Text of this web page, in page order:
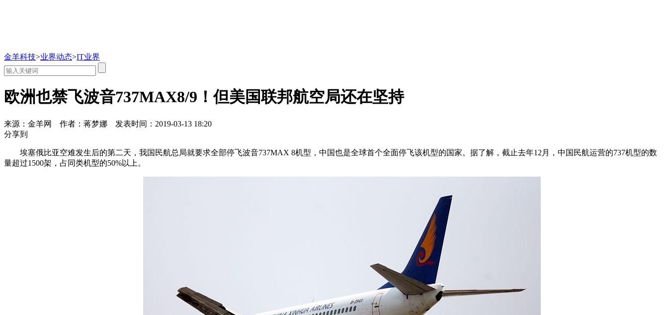
金羊科技>业界动态>IT业界
欧洲也禁飞波音737MAX8/9！但美国联邦航空局还在坚持
来源：金羊网 作者：蒋梦娜
发表时间：2019-03-13 18:20
分享到
埃塞俄比亚空难发生后的第二天，我国民航总局就要求全部停飞波音737MAX 8机型，中国也是全球首个全面停飞该机型的国家。据了解，截止去年12月，中国民航运营的737机型的数
量超过1500架，占同类机型的50%以上。